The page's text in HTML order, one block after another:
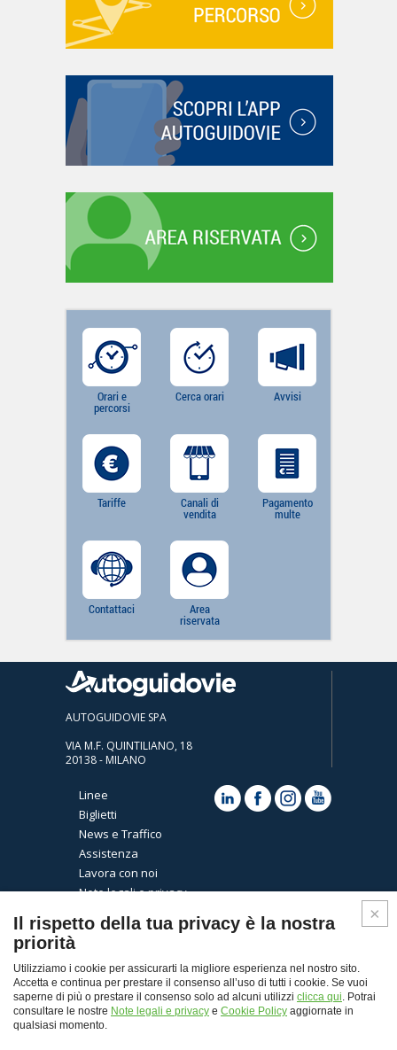
Orari e
percorsi
Cerca orari Avvisi
Tariffe Canali di
vendita
Pagamento
multe
Contattaci Area
riservata
AUTOGUIDOVIE SPA
VIA M.F. QUINTILIANO, 18
20138 - MILANO
Linee
Biglietti
News e Traffico
Assistenza
Lavora con noi
Note legali e privacy
Il rispetto della tua privacy è la nostra
priorità
Utilizziamo i cookie per assicurarti la migliore esperienza nel nostro sito.
Accetta e continua per prestare il consenso all’uso di tutti i cookie. Se vuoi
saperne di più o prestare il consenso solo ad alcuni utilizzi clicca qui. Potrai
consultare le nostre Note legali e privacy e Cookie Policy aggiornate in
qualsiasi momento.